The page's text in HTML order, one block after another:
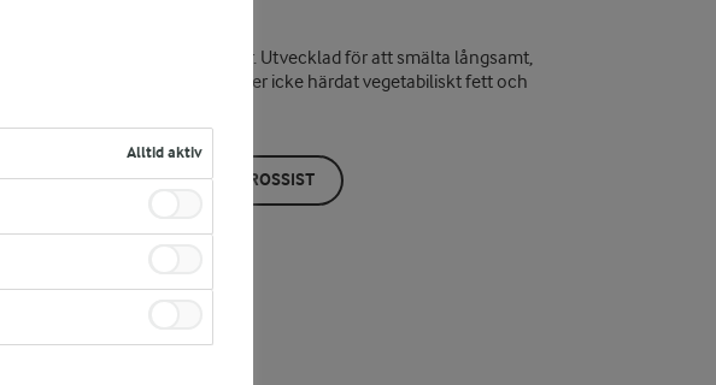
till mjukglassmaskiner. Utvecklad för att smälta långsamt,
Produkten är laktosfri, innehåller icke härdat vegetabiliskt fett och
KÖP HOS GROSSIST
Läs mer här
Alltid aktiv